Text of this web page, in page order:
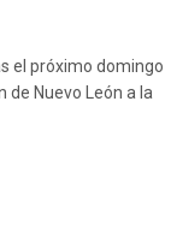
el próximo domingo
de Nuevo León a la